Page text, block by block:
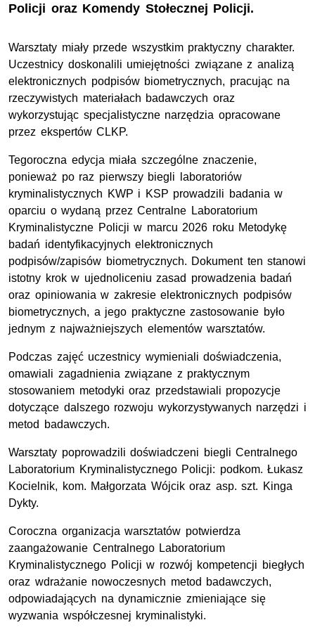
Policji oraz Komendy Stołecznej Policji.
Warsztaty miały przede wszystkim praktyczny charakter.
Uczestnicy doskonalili umiejętności związane z analizą
elektronicznych podpisów biometrycznych, pracując na
rzeczywistych materiałach badawczych oraz
wykorzystując specjalistyczne narzędzia opracowane
przez ekspertów CLKP.
Tegoroczna edycja miała szczególne znaczenie,
ponieważ po raz pierwszy biegli laboratoriów
kryminalistycznych KWP i KSP prowadzili badania w
oparciu o wydaną przez Centralne Laboratorium
Kryminalistyczne Policji w marcu 2026 roku Metodykę
badań identyfikacyjnych elektronicznych
podpisów/zapisów biometrycznych. Dokument ten stanowi
istotny krok w ujednoliceniu zasad prowadzenia badań
oraz opiniowania w zakresie elektronicznych podpisów
biometrycznych, a jego praktyczne zastosowanie było
jednym z najważniejszych elementów warsztatów.
Podczas zajęć uczestnicy wymieniali doświadczenia,
omawiali zagadnienia związane z praktycznym
stosowaniem metodyki oraz przedstawiali propozycje
dotyczące dalszego rozwoju wykorzystywanych narzędzi i
metod badawczych.
Warsztaty poprowadzili doświadczeni biegli Centralnego
Laboratorium Kryminalistycznego Policji: podkom. Łukasz
Kocielnik, kom. Małgorzata Wójcik oraz asp. szt. Kinga
Dykty.
Coroczna organizacja warsztatów potwierdza
zaangażowanie Centralnego Laboratorium
Kryminalistycznego Policji w rozwój kompetencji biegłych
oraz wdrażanie nowoczesnych metod badawczych,
odpowiadających na dynamicznie zmieniające się
wyzwania współczesnej kryminalistyki.